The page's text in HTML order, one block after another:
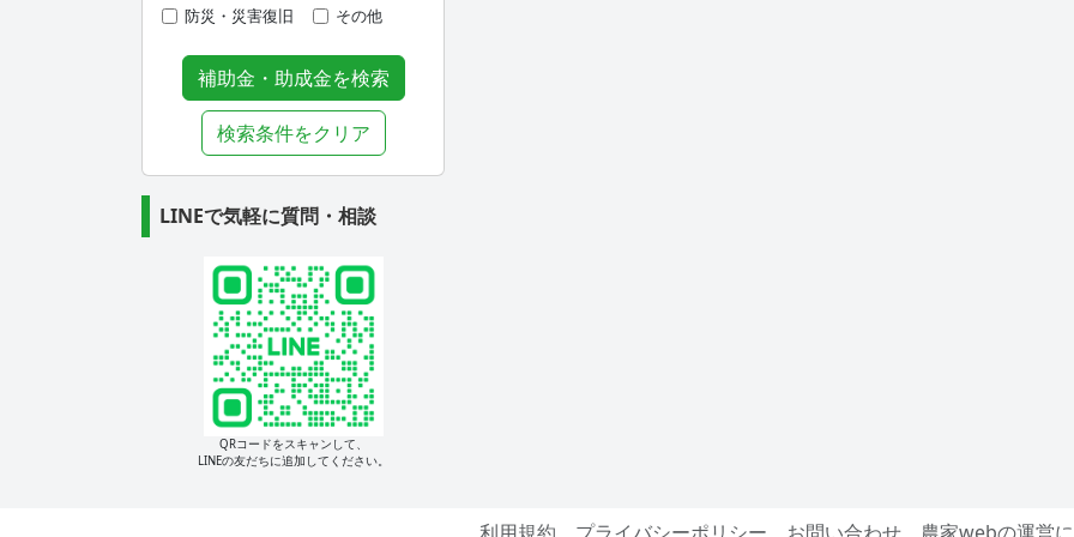
防災・災害復旧 その他
補助金・助成金を検索
検索条件をクリア
LINEで気軽に質問・相談
QRコードをスキャンして、
LINEの友だちに追加してください。